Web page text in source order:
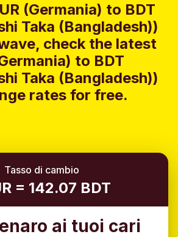
(Germania) to BDT
Taka (Bangladesh))
check the latest
to BDT
Taka (Bangladesh))
rates for free.
Tasso di cambio
= 142.07 BDT
ai tuoi cari